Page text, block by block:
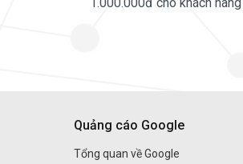
Quảng cáo Google
Tổng quan về Google